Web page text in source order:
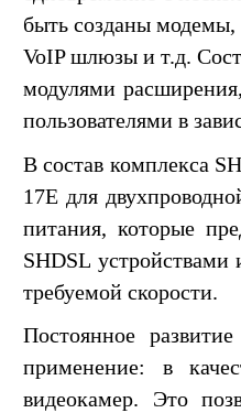
быть созданы модемы,
VoIP шлюзы и т.д.
модулями
пользователями в
В состав комплекса
17E для
питания, которые
SHDSL устройствами
требуемой скорости.
Постоянное
применение: в
видеокамер. Это